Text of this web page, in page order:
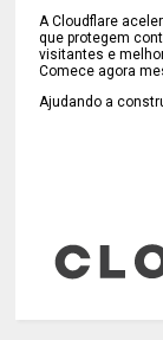
A Cloudflare
que protegem
visitantes e
Comece agora
Ajudando a